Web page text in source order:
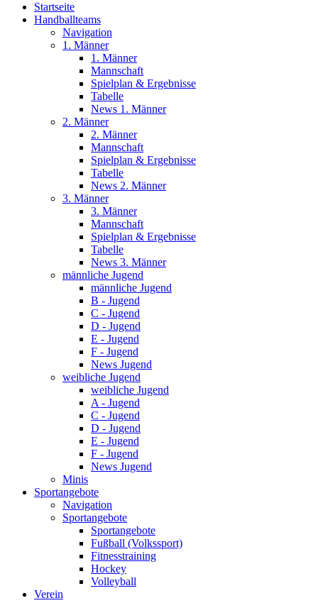
Startseite
Handballteams
Navigation
1. Männer
1. Männer
Mannschaft
Spielplan & Ergebnisse
Tabelle
News 1. Männer
2. Männer
2. Männer
Mannschaft
Spielplan & Ergebnisse
Tabelle
News 2. Männer
3. Männer
3. Männer
Mannschaft
Spielplan & Ergebnisse
Tabelle
News 3. Männer
männliche Jugend
männliche Jugend
B - Jugend
C - Jugend
D - Jugend
E - Jugend
F - Jugend
News Jugend
weibliche Jugend
weibliche Jugend
A - Jugend
C - Jugend
D - Jugend
E - Jugend
F - Jugend
News Jugend
Minis
Sportangebote
Navigation
Sportangebote
Sportangebote
Fußball (Volkssport)
Fitnesstraining
Hockey
Volleyball
Verein